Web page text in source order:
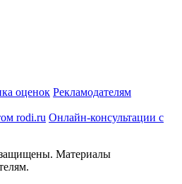
оценок Рекламодателям
rodi.ru Онлайн-консультации с
Материалы